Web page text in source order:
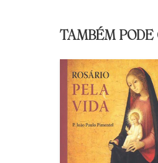
TAMBÉM PODE